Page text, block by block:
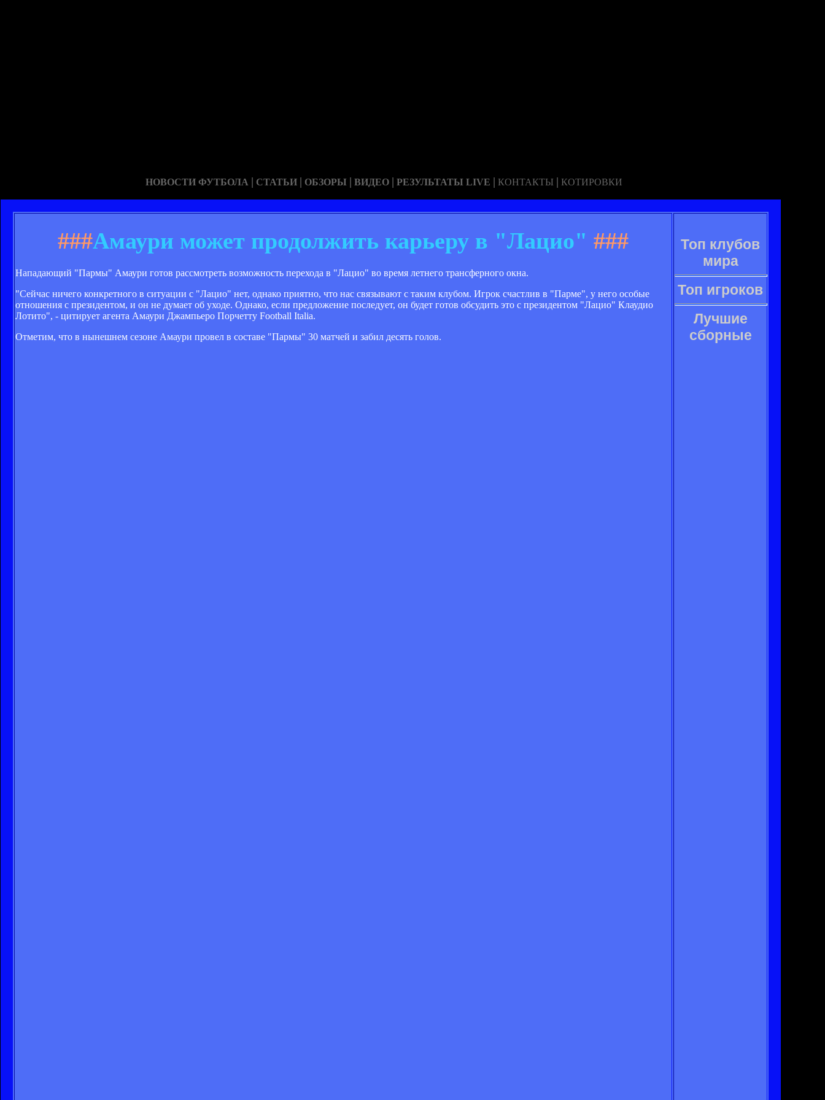
НОВОСТИ ФУТБОЛА | СТАТЬИ | ОБЗОРЫ | ВИДЕО | РЕЗУЛЬТАТЫ LIVE | КОНТАКТЫ | КОТИРОВКИ
###Амаури может продолжить карьеру в "Лацио" ###
Нападающий "Пармы" Амаури готов рассмотреть возможность перехода в "Лацио" во время летнего трансферного окна.
"Сейчас ничего конкретного в ситуации с "Лацио" нет, однако приятно, что нас связывают с таким клубом. Игрок счастлив в "Парме", у него особые
отношения с президентом, и он не думает об уходе. Однако, если предложение последует, он будет готов обсудить это с президентом "Лацио" Клаудио
Лотито", - цитирует агента Амаури Джампьеро Порчетту Football Italia.
Отметим, что в нынешнем сезоне Амаури провел в составе "Пармы" 30 матчей и забил десять голов.
Топ клубов
мира
Топ игроков
Лучшие
сборные